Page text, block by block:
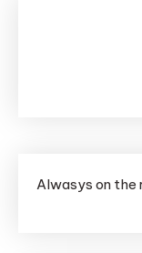
Alwasys on the